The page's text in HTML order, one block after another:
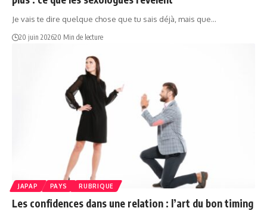
Je vais te dire quelque chose que tu sais déjà, mais que…
20 juin 202620 Min de lecture
JAPAP PAYS RUBRIQUE
Les confidences dans une relation : l’art du bon timing